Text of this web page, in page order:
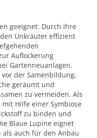
geeignet. Durch ihre
Unkräuter effizient
Auflockerung
Gartenneuanlagen.
der Samenbildung,
geräumt und
zu vermeiden. Als
Hilfe einer Symbiose
zu binden und
Blaue Lupine eignet
auch für den Anbau